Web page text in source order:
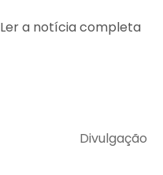
Ler a notícia completa
Divulgação